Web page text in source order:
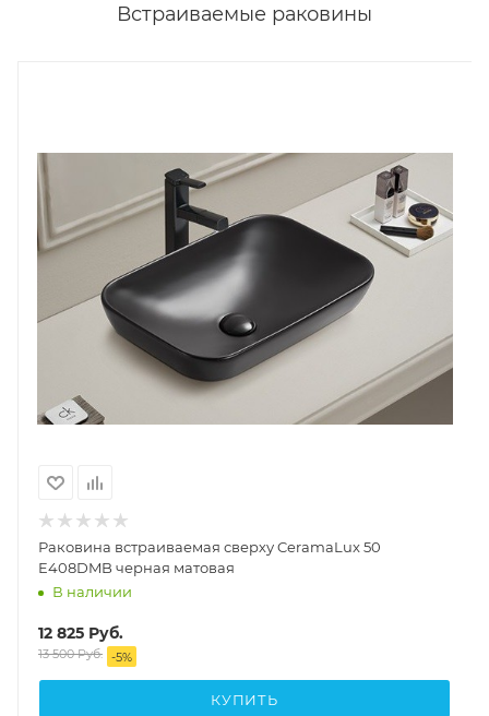
Встраиваемые раковины
Раковина встраиваемая сверху CeramaLux 50
E408DMB черная матовая
В наличии
12 825 Руб.
13 500Руб. -5%
КУПИТЬ